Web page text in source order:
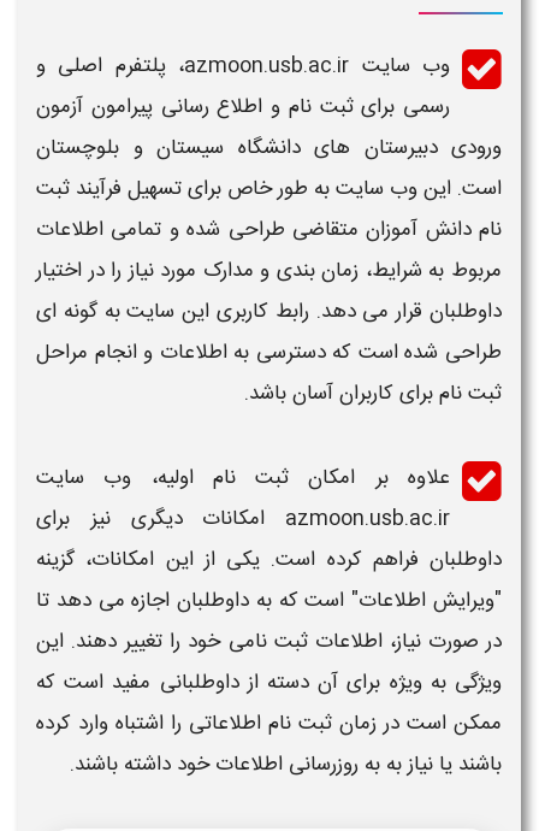
وب سایت azmoon.usb.ac.ir، پلتفرم اصلی و
رسمی برایثبت نام و اطلاع رسانی پیرامون آزمون
ورودیدبیرستان های دانشگاه سیستان و بلوچستان
است. این وب سایت به طور خاص برای تسهیل فرآیند ثبت
نام دانش آموزان متقاضی طراحی شده و تمامی اطلاعات
مربوط به شرایط، زمان بندی و مدارک مورد نیاز را در اختیار
داوطلبان قرار می دهد. رابط کاربری این سایت به گونه ای
طراحی شده است که دسترسی به اطلاعات و انجام مراحل
ثبت نامبرای کاربران آسان باشد.
علاوه بر امکان ثبت نام اولیه، وب سایت
azmoon.usb.ac.ir امکانات دیگری نیز برای
داوطلبان فراهم کرده است. یکی از این امکانات، گزینه
"ویرایش اطلاعات" است که به داوطلبان اجازه می دهد تا
در صورت نیاز، اطلاعاتثبت نامی خود را تغییر دهند. این
ویژگی به ویژه برای آن دسته از داوطلبانی مفید است که
ممکن است در زمان ثبت نام اطلاعاتی را اشتباه وارد کرده
باشند یا نیاز به به روزرسانی اطلاعات خود داشته باشند.